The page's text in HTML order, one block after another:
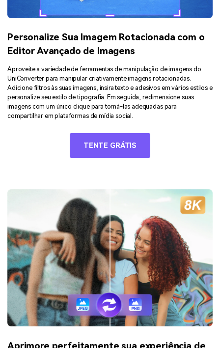
Personalize Sua Imagem Rotacionada com o
Editor Avançado de Imagens
Aproveite a variedade de ferramentas de manipulação de imagens do
UniConverter para manipular criativamente imagens rotacionadas.
Adicione filtros às suas imagens, insira texto e adesivos em vários estilos e
personalize seu estilo de tipografia. Em seguida, redimensione suas
imagens com um único clique para torná-las adequadas para
compartilhar em plataformas de mídia social.
TENTE GRÁTIS
Aprimore perfeitamente sua experiência de